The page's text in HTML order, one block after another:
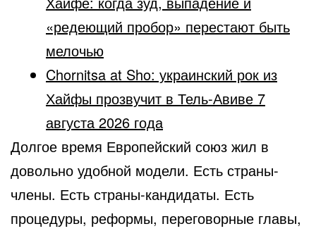
«редеющий пробор» перестают быть
мелочью
Chornitsa at Sho: украинский рок из
Хайфы прозвучит в Тель-Авиве 7
августа 2026 года
Долгое время Европейский союз жил в
довольно удобной модели. Есть страны-
члены. Есть страны-кандидаты. Есть
процедуры, реформы, переговорные главы,